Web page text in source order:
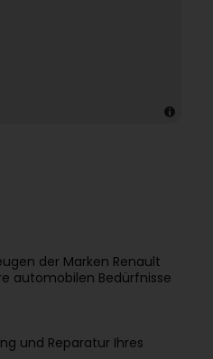
der Marken Renault
automobilen Bedürfnisse
und Reparatur Ihres